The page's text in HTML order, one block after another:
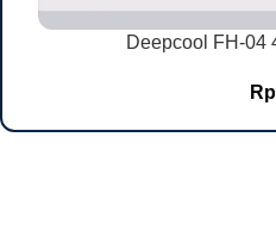
Deepcool FH-04
Rp